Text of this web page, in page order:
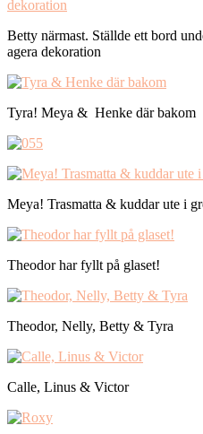
Betty närmast. Ställde ett bord
agera dekoration
Tyra! Meya & Henke där bakom
Meya! Trasmatta & kuddar ute i
Theodor har fyllt på glaset!
Theodor, Nelly, Betty & Tyra
Calle, Linus & Victor